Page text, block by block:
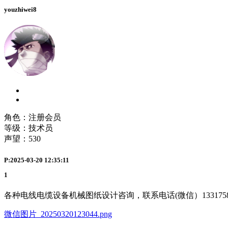
youzhiwei8
角色：注册会员
等级：技术员
声望： 530
P:2025-03-20 12:35:11
1
各种电线电缆设备机械图纸设计咨询，联系电话(微信）
微信图片_20250320123044.png